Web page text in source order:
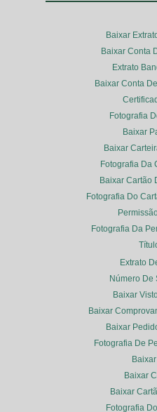
Baixar
Baixar Conta
Extrato
Baixar Conta
Fotografia
Baixar
Baixar
Fotografia Da
Baixar Cartão
Fotografia Do
Fotografia Da
Extrato
Número De
Baixar
Baixar
Baixar
Fotografia De
Baixar
Baixar
Fotografia